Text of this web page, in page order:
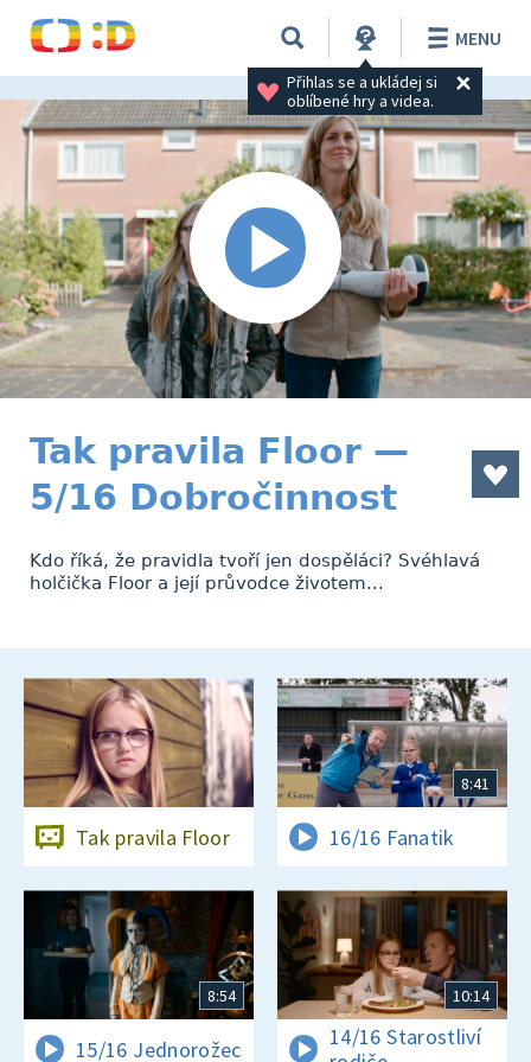
Přihlas se a ukládej si
oblíbené hry a videa.
MENU
Tak pravila Floor —
5/16 Dobročinnost
Kdo říká, že pravidla tvoří jen dospěláci? Svéhlavá
holčička Floor a její průvodce životem...
Tak pravila Floor
8:41
16/16 Fanatik
8:54
15/16 Jednorožec
10:14
14/16 Starostliví